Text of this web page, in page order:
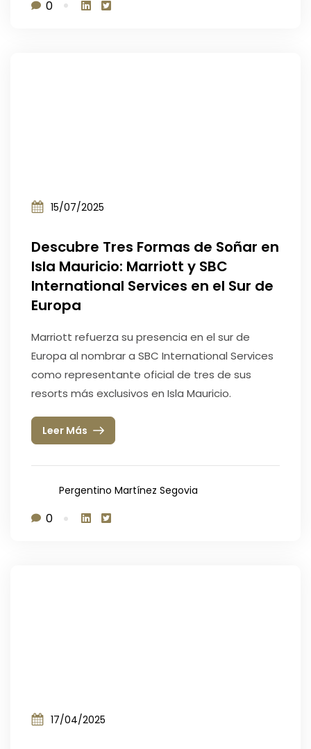
0
15/07/2025
Descubre Tres Formas de Soñar en
Isla Mauricio: Marriott y SBC
International Services en el Sur de
Europa
Marriott refuerza su presencia en el sur de
Europa al nombrar a SBC International Services
como representante oficial de tres de sus
resorts más exclusivos en Isla Mauricio.
Leer Más
Pergentino Martínez Segovia
0
17/04/2025